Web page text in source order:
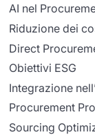
AI nel
Riduzione dei
Direct
Obiettivi ESG
Integrazione
Procurement
Sourcing